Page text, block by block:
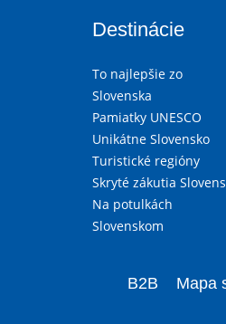
Destinácie
To najlepšie zo
Slovenska
Pamiatky UNESCO
Unikátne Slovensko
Turistické regióny
Skryté zákutia
Na potulkách
Slovenskom
B2B Mapa